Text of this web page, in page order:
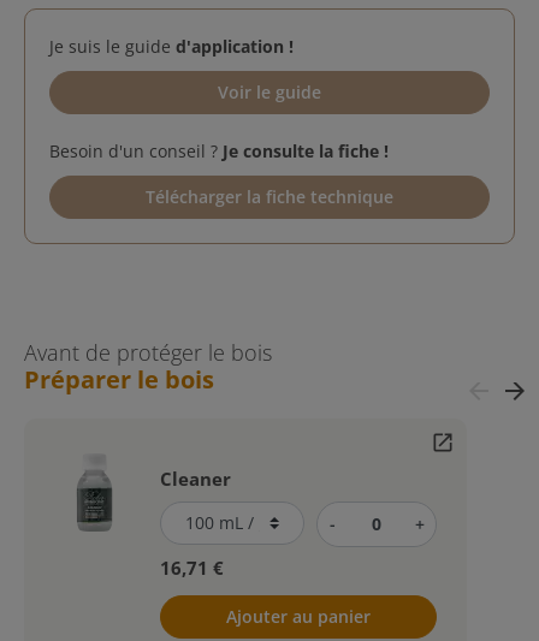
Je suis le guide d'application !
Voir le guide
Besoin d'un conseil ? Je consulte la fiche !
Télécharger la fiche technique
Avant de protéger le bois
Préparer le bois arrow_forward
open_in_new
Cleaner
- +
16,71 €
Ajouter au panier